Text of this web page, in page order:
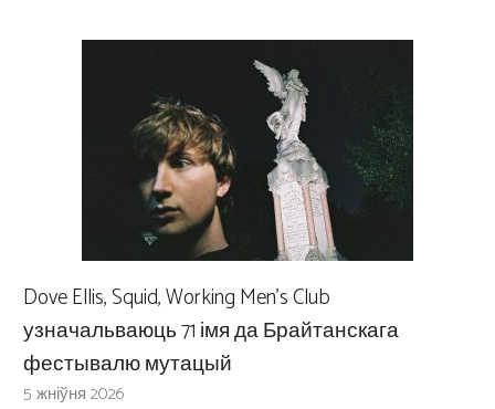
Dove Ellis, Squid, Working Men’s Club
узначальваюць 71 імя да Брайтанскага
фестывалю мутацый
5 жніўня 2026